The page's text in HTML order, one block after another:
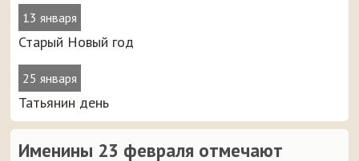
13 января
Старый Новый год
25 января
Татьянин день
Именины 23 февраля отмечают